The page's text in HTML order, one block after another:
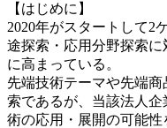
【はじめに】
2020年がスタートして2
途探索・応用分野探索
に高まっている。
先端技術テーマや先端
索であるが、当該法人
術の応用・展開の可能